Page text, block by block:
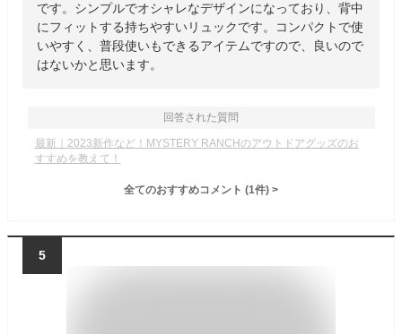
です。シンプルでオシャレなデザインになっており、背中
にフィットする持ちやすいリュックです。コンパクトで使
いやすく、普段使いもできるアイテムですので、良いので
はないかと思います。
回答された質問
最新｜2023新作など！MYSTERY RANCHのアウトドアグッズのお
すすめを教えて！
全てのおすすめコメント (1件) >
5